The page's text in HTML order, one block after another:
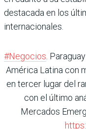
destacada en los
internacionales.
#Negocios .
América Latina con
en tercer lugar del
con el último
Mercados